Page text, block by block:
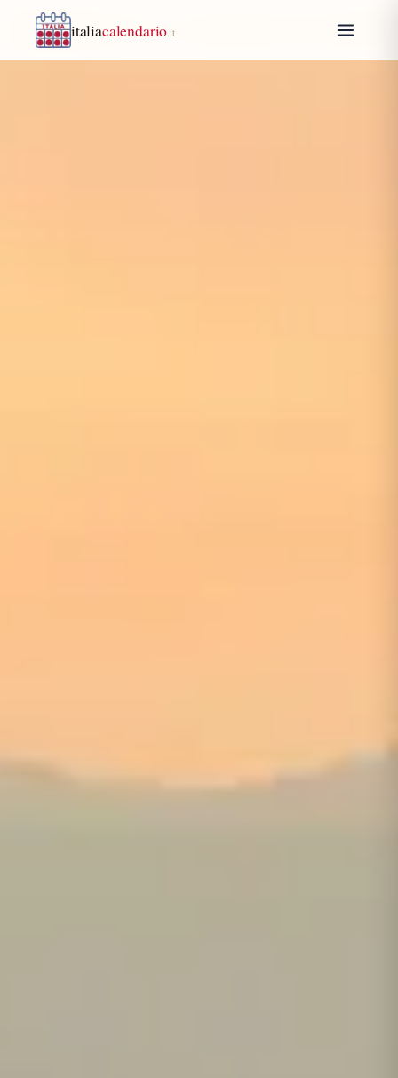
italiacalendario .it